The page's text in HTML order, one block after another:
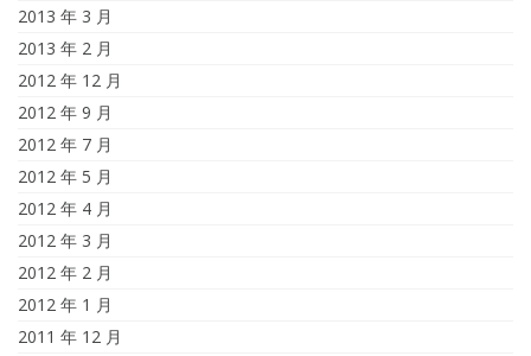
2013 年 3 月
2013 年 2 月
2012 年 12 月
2012 年 9 月
2012 年 7 月
2012 年 5 月
2012 年 4 月
2012 年 3 月
2012 年 2 月
2012 年 1 月
2011 年 12 月